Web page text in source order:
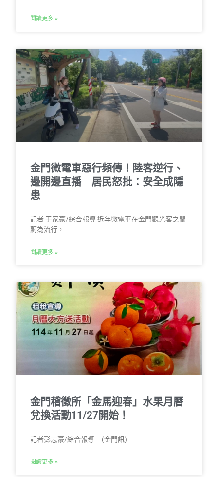
閱讀更多 »
金門微電車惡行頻傳！陸客逆行、
邊開邊直播 居民怒批：安全成隱
患
記者 于家豪/綜合報導 近年微電車在金門觀光客之間
蔚為流行，
閱讀更多 »
金門稽徵所「金馬迎春」水果月曆
兌換活動11/27開始！
記者彭志豪/綜合報導 (金門訊)
閱讀更多 »